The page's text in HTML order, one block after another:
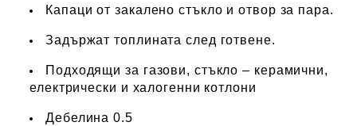
Капаци от закалено стъкло и отвор за пара.
Задържат топлината след готвене.
Подходящи за газови, стъкло – керамични,
електрически и халогенни котлони
Дебелина 0.5